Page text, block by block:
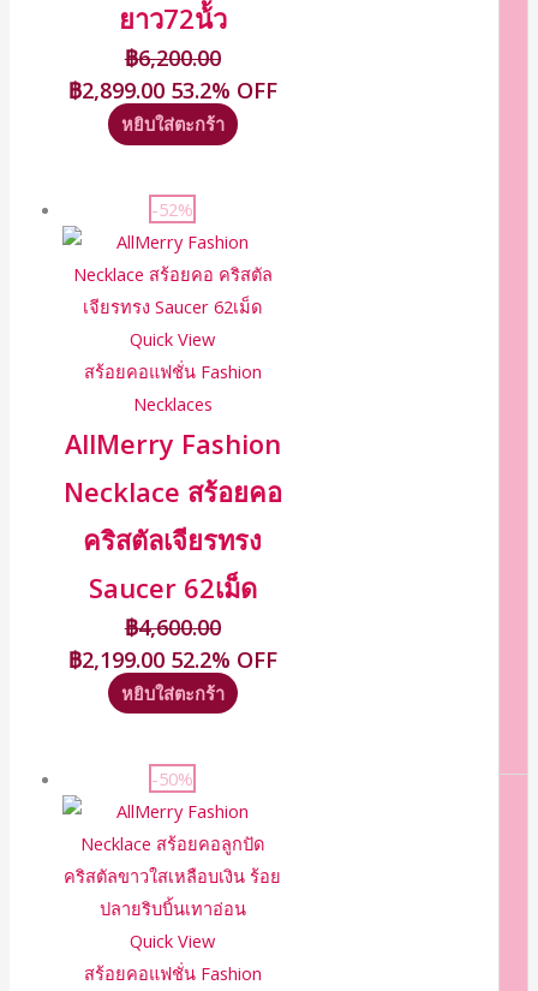
ยาว72น้้ว
฿6,200.00
฿2,899.00 53.2% OFF
หยิบใส่ตะกร้า
-52%
Quick View
สร้อยคอแฟชั่น Fashion
Necklaces
AllMerry Fashion
Necklace สร้อยคอ
คริสตัลเจียรทรง
Saucer 62เม็ด
฿4,600.00
฿2,199.00 52.2% OFF
หยิบใส่ตะกร้า
-50%
Quick View
สร้อยคอแฟชั่น Fashion